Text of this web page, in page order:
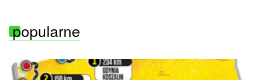
popularne